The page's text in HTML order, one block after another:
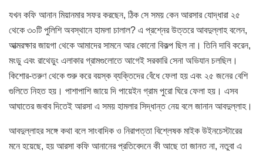
যখন কফি আনান মিয়ানমার সফর করছেন, ঠিক সে সময় কেন আরসার যোদ্ধারা ২৫
থেকে ৩০টি পুলিশি অবস্থানে হামলা চালাল? এ প্রশ্নের উত্তরে আবদুল্লাহ বলেন,
আত্মরক্ষার জায়গা থেকে আমাদের সামনে আর কোনো বিকল্প ছিল না। তিনি দাবি করেন,
মংডু এবং রাথেডুং এলাকার গ্রামগুলোতে আগেই সরকারি সেনা অভিযান চলছিল।
কিশোর-তরুণ থেকে শুরু করে বয়স্ক ব্যক্তিদের বেঁধে ফেলা হয় এবং ২৫ জনের বেশি
গুলিতে নিহত হয়। পাশাপাশি জায়ে দি পায়েইন গ্রাম পুরো ঘিরে ফেলা হয়। এসব
আঘাতের জবাব দিতেই আরসা এ সময় হামলার সিদ্ধান্ত নেয় বলে জানান আবদুল্লাহ।
আবদুল্লাহর সঙ্গে কথা বলে সাংবাদিক ও নিরাপত্তা বিশ্লেষক মাইক উইনচেস্টারের
মনে হয়েছে, হয় আরসা কফি আনানের প্রতিবেদনে কী আছে তা জানত না, নতুবা এ